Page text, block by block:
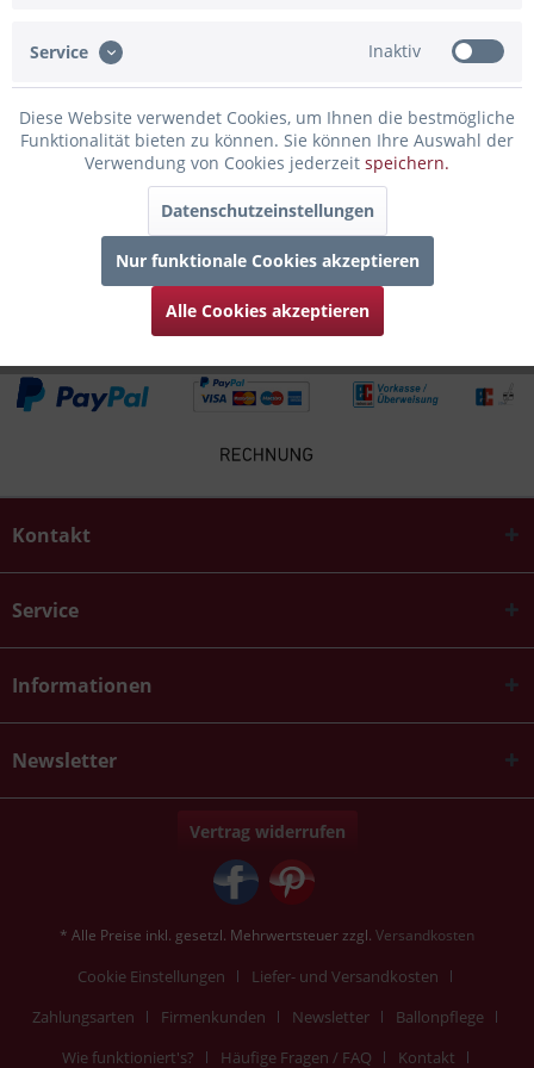
Infos zum Hersteller
Folgende Infos zum Hersteller sind verfübar......mehr
Zubehör 3
Kunden kauften auch
Kunden haben sich ebenfalls angesehen
Kontakt
Service
Informationen
Newsletter
Vertrag widerrufen
* Alle Preise inkl. gesetzl. Mehrwertsteuer zzgl. Versandkosten
Cookie Einstellungen
Liefer- und Versandkosten
Zahlungsarten
Firmenkunden Newsletter
Ballonpflege
Wie funktioniert's?
Häufige Fragen / FAQ Kontakt
Service Inaktiv
Diese Website verwendet Cookies, um Ihnen die bestmögliche
Funktionalität bieten zu können. Sie können Ihre Auswahl der
Verwendung von Cookies jederzeit speichern.
Datenschutzeinstellungen
Nur funktionale Cookies akzeptieren
Alle Cookies akzeptieren